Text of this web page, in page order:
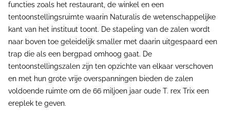
functies zoals het restaurant, de winkel en een
tentoonstellingsruimte waarin Naturalis de wetenschappelijke
kant van het instituut toont. De stapeling van de zalen wordt
naar boven toe geleidelijk smaller met daarin uitgespaard een
trap die als een bergpad omhoog gaat. De
tentoonstellingszalen zijn ten opzichte van elkaar verschoven
en met hun grote vrije overspanningen bieden de zalen
voldoende ruimte om de 66 miljoen jaar oude T. rex Trix een
ereplek te geven.